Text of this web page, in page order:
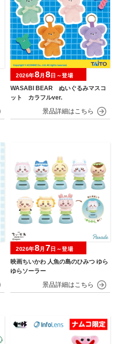
WASABI BEAR ぬいぐるみマスコ
ット カラフルver.
2026年8月 8日～登場
映画ちいかわ 人魚の島のひみつ ゆら
ゆらソーラー
2026年8月 7日～登場